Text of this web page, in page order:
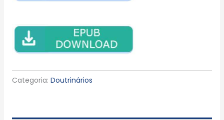
Categoria: Doutrinários